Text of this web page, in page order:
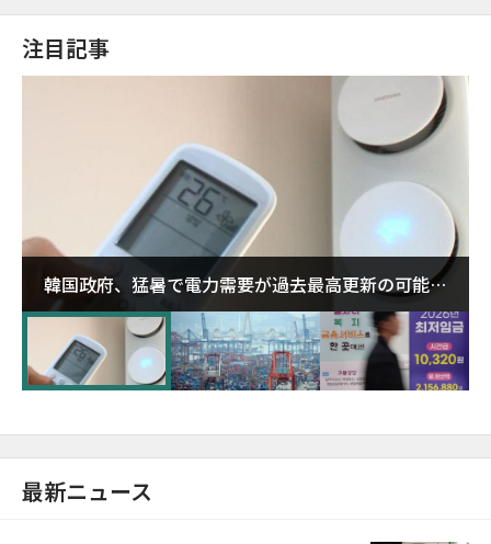
注目記事
韓国政府、猛暑で電力需要が過去最高更新の可能性
に需給対応体制を点検
最新ニュース